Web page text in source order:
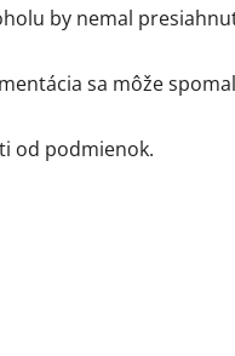
by nemal
sa môže
od podmienok.